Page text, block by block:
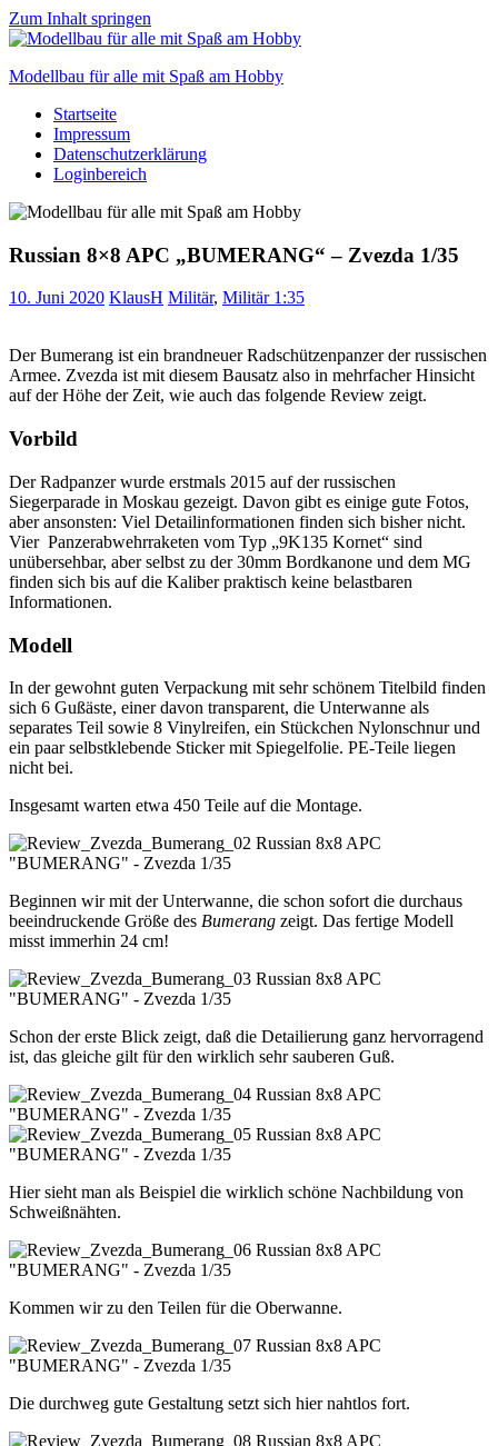
Zum Inhalt springen
Modellbau für alle mit Spaß am Hobby
Scale
modelling
to
Startseite
Impressum
Datenschutzerklärung
Loginbereich
Russian 8×8 APC „BUMERANG“ – Zvezda 1/35
10. Juni 2020 KlausH Militär, Militär 1:35
Der Bumerang ist ein brandneuer Radschützenpanzer der russischen
Armee. Zvezda ist mit diesem Bausatz also in mehrfacher Hinsicht
auf der Höhe der Zeit, wie auch das folgende Review zeigt.
Vorbild
Der Radpanzer wurde erstmals 2015 auf der russischen
Siegerparade in Moskau gezeigt. Davon gibt es einige gute Fotos,
aber ansonsten: Viel Detailinformationen finden sich bisher nicht.
Vier Panzerabwehrraketen vom Typ „9K135 Kornet“ sind
unübersehbar, aber selbst zu der 30mm Bordkanone und dem MG
finden sich bis auf die Kaliber praktisch keine belastbaren
Informationen.
Modell
In der gewohnt guten Verpackung mit sehr schönem Titelbild finden
sich 6 Gußäste, einer davon transparent, die Unterwanne als
separates Teil sowie 8 Vinylreifen, ein Stückchen Nylonschnur und
ein paar selbstklebende Sticker mit Spiegelfolie. PE-Teile liegen
nicht bei.
Insgesamt warten etwa 450 Teile auf die Montage.
Beginnen wir mit der Unterwanne, die schon sofort die durchaus
beeindruckende Größe des Bumerang zeigt. Das fertige Modell
misst immerhin 24 cm!
Schon der erste Blick zeigt, daß die Detailierung ganz hervorragend
ist, das gleiche gilt für den wirklich sehr sauberen Guß.
Hier sieht man als Beispiel die wirklich schöne Nachbildung von
Schweißnähten.
Kommen wir zu den Teilen für die Oberwanne.
Die durchweg gute Gestaltung setzt sich hier nahtlos fort.